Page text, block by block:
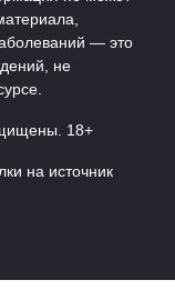
— это
не
18+
на источник